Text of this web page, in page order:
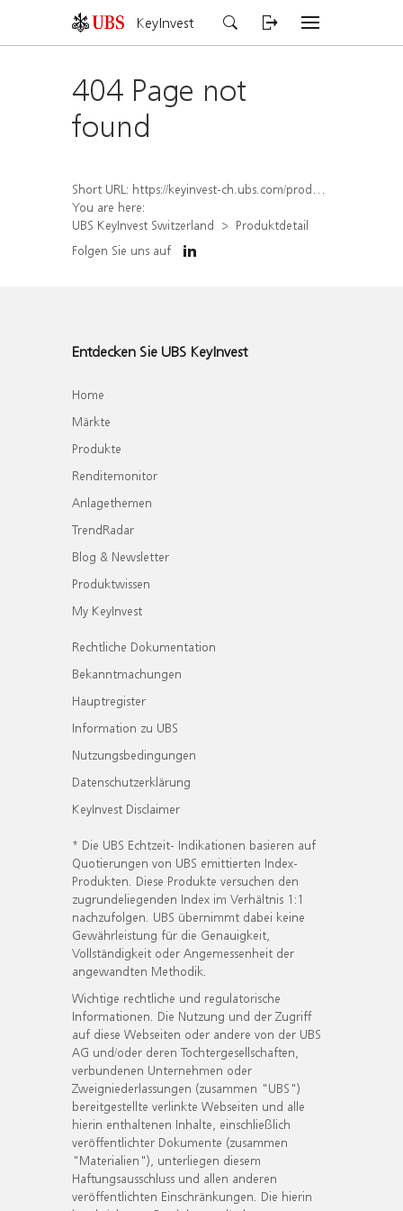
KeyInvest
404 Page not
found
Short URL: https://keyinvest-ch.ubs.com/produkt/detail/index/isin/CH1569450740
You are here:
UBS KeyInvest Switzerland
Produktdetail
Folgen Sie uns auf
Entdecken Sie UBS KeyInvest
Home
Märkte
Produkte
Renditemonitor
Anlagethemen
TrendRadar
Blog & Newsletter
Produktwissen
My KeyInvest
Rechtliche Dokumentation
Bekanntmachungen
Hauptregister
Information zu UBS
Nutzungsbedingungen
Datenschutzerklärung
KeyInvest Disclaimer
* Die UBS Echtzeit- Indikationen basieren auf
Quotierungen von UBS emittierten Index-
Produkten. Diese Produkte versuchen den
zugrundeliegenden Index im Verhältnis 1:1
nachzufolgen. UBS übernimmt dabei keine
Gewährleistung für die Genauigkeit,
Vollständigkeit oder Angemessenheit der
angewandten Methodik.
Wichtige rechtliche und regulatorische
Informationen. Die Nutzung und der Zugriff
auf diese Webseiten oder andere von der UBS
AG und/oder deren Tochtergesellschaften,
verbundenen Unternehmen oder
Zweigniederlassungen (zusammen "UBS")
bereitgestellte verlinkte Webseiten und alle
hierin enthaltenen Inhalte, einschließlich
veröffentlichter Dokumente (zusammen
"Materialien"), unterliegen diesem
Haftungsausschluss und allen anderen
veröffentlichten Einschränkungen. Die hierin